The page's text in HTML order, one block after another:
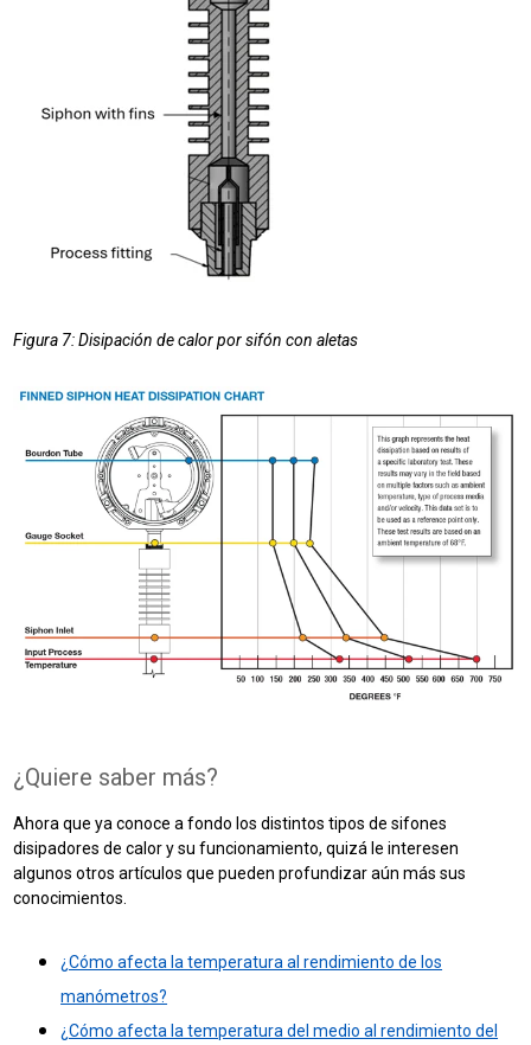
Figura 7: Disipación de calor por sifón con aletas
¿Quiere saber más?
Ahora que ya conoce a fondo los distintos tipos de sifones
disipadores de calor y su funcionamiento, quizá le interesen
algunos otros artículos que pueden profundizar aún más sus
conocimientos.
¿Cómo afecta la temperatura al rendimiento de los
manómetros?
¿Cómo afecta la temperatura del medio al rendimiento del